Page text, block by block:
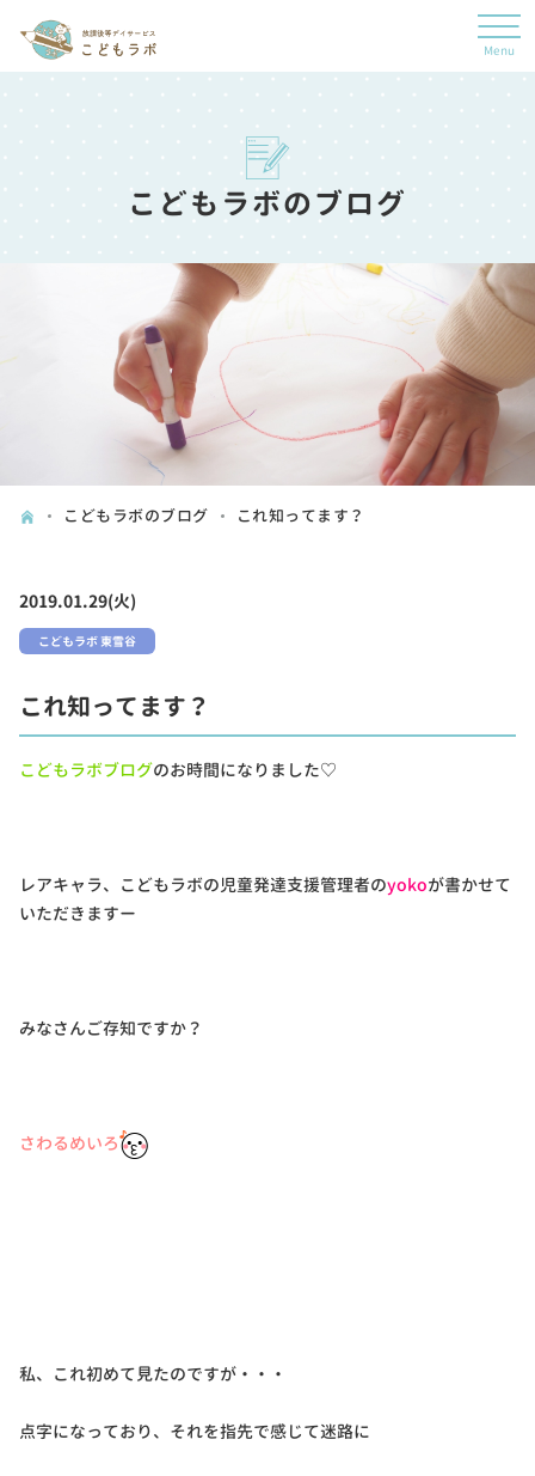
こどもラボのブログ
こどもラボのブログ これ知ってます？
2019.01.29(火)
こどもラボ 東雪谷
これ知ってます？
こどもラボブログのお時間になりました♡
レアキャラ、こどもラボの児童発達支援管理者のyokoが書かせて
いただきますー
みなさんご存知ですか？
さわるめいろ
私、これ初めて見たのですが・・・
点字になっており、それを指先で感じて迷路に